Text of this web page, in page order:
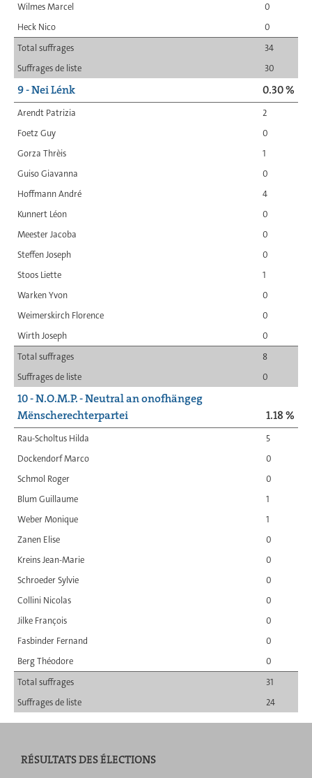
Wilmes Marcel
0
Heck Nico
0
Total suffrages
34
Suffrages de liste
30
9 - Nei Lénk 0.30 %
Arendt Patrizia
2
Foetz Guy
0
Gorza Thrèis
1
Guiso Giavanna
0
Hoffmann André
4
Kunnert Léon
0
Meester Jacoba
0
Steffen Joseph
0
Stoos Liette
1
Warken Yvon
0
Weimerskirch Florence
0
Wirth Joseph
0
Total suffrages
8
Suffrages de liste
0
10 - N.O.M.P. - Neutral an onofhängeg
Mënscherechterpartei
1.18 %
Rau-Scholtus Hilda
5
Dockendorf Marco
0
Schmol Roger
0
Blum Guillaume
1
Weber Monique
1
Zanen Elise
0
Kreins Jean-Marie
0
Schroeder Sylvie
0
Collini Nicolas
0
Jilke François
0
Fasbinder Fernand
0
Berg Théodore
0
Total suffrages
31
Suffrages de liste
24
RÉSULTATS DES ÉLECTIONS